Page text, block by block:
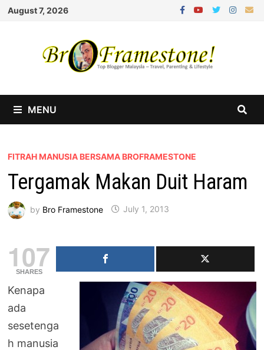
Skip
August 7, 2026
MENU
FITRAH MANUSIA BERSAMA BROFRAMESTONE
Tergamak Makan Duit Haram
by Bro Framestone July 1, 2013
107
SHARES
Kenapa
ada
sesetenga
h manusia